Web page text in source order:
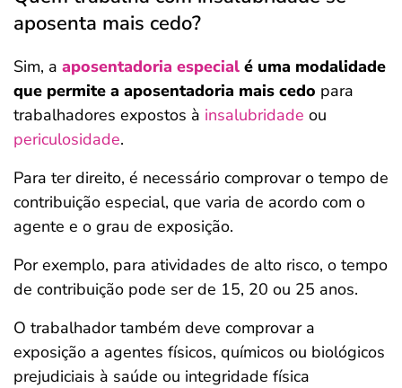
aposenta mais cedo?
Sim, a aposentadoria especial é uma modalidade
que permite a aposentadoria mais cedo para
trabalhadores expostos à insalubridade ou
periculosidade.
Para ter direito, é necessário comprovar o tempo de
contribuição especial, que varia de acordo com o
agente e o grau de exposição.
Por exemplo, para atividades de alto risco, o tempo
de contribuição pode ser de 15, 20 ou 25 anos.
O trabalhador também deve comprovar a
exposição a agentes físicos, químicos ou biológicos
prejudiciais à saúde ou integridade física